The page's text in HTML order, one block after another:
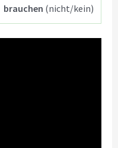
brauchen (nicht/kein)